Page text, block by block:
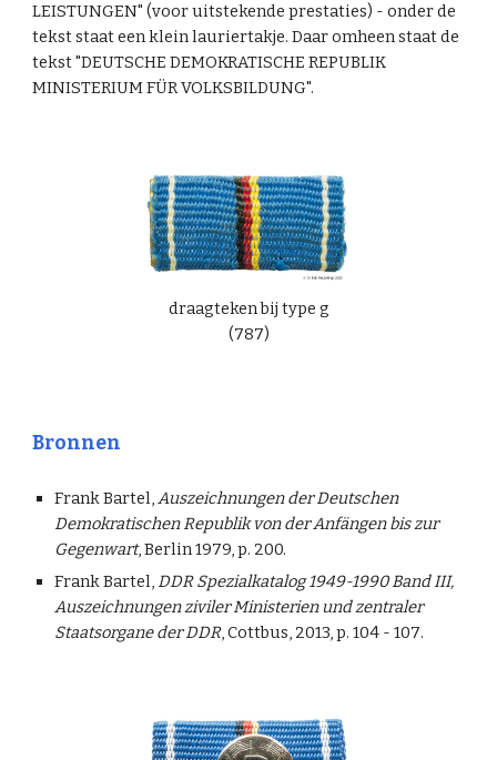
LEISTUNGEN" (voor uitstekende prestaties) - onder de
tekst staat een klein lauriertakje. Daar omheen staat de
tekst "DEUTSCHE DEMOKRATISCHE REPUBLIK
MINISTERIUM FÜR VOLKSBILDUNG".
draagteken bij type g
(787)
Bronnen
Frank Bartel,Auszeichnungen der Deutschen
Demokratischen Republik von der Anfängen bis zur
Gegenwart, Berlin 1979, p. 200.
Frank Bartel,DDR Spezialkatalog 1949-1990 Band III,
Auszeichnungen ziviler Ministerien und zentraler
Staatsorgane der DDR, Cottbus, 2013, p. 104 - 107.